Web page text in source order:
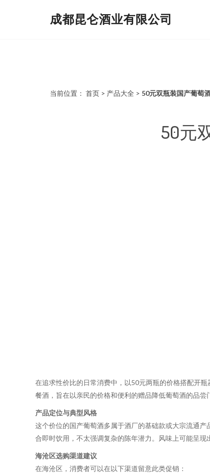
成都昆仑酒业有限公司
当前位置： 首页 > 产品大全 > 50元双瓶装国产葡萄
50元
在追求性价比的日常消费中，以50元两瓶的价格搭配开
餐酒，旨在以亲民的价格和便利的赠品降低葡萄酒的品尝
产品定位与典型风格
这个价位的国产葡萄酒多属于酒厂的基础款或大宗流通
合即时饮用，不太强调复杂的陈年潜力。风味上可能呈
海沧区选购渠道建议
在海沧区，消费者可以在以下渠道留意此类促销：